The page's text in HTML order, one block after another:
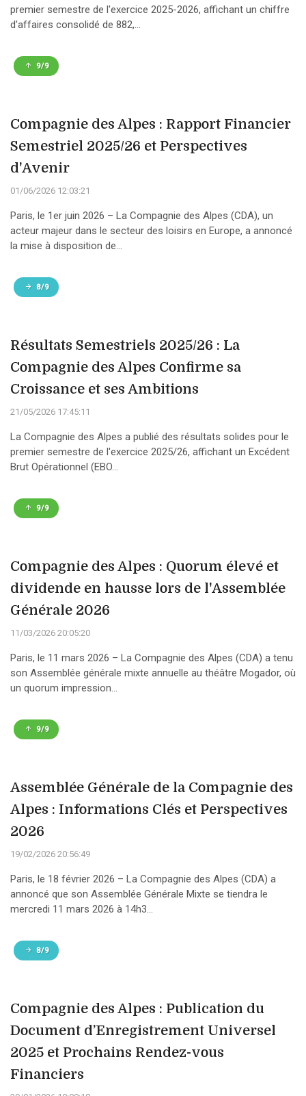
premier semestre de l'exercice 2025-2026, affichant un chiffre
d'affaires consolidé de 882,...
9/9
Compagnie des Alpes : Rapport Financier
Semestriel 2025/26 et Perspectives
d'Avenir
01/06/2026 12:03:21
Paris, le 1er juin 2026 – La Compagnie des Alpes (CDA), un
acteur majeur dans le secteur des loisirs en Europe, a annoncé
la mise à disposition de...
8/9
Résultats Semestriels 2025/26 : La
Compagnie des Alpes Confirme sa
Croissance et ses Ambitions
21/05/2026 17:45:11
La Compagnie des Alpes a publié des résultats solides pour le
premier semestre de l'exercice 2025/26, affichant un Excédent
Brut Opérationnel (EBO...
9/9
Compagnie des Alpes : Quorum élevé et
dividende en hausse lors de l'Assemblée
Générale 2026
11/03/2026 20:05:20
Paris, le 11 mars 2026 – La Compagnie des Alpes (CDA) a tenu
son Assemblée générale mixte annuelle au théâtre Mogador, où
un quorum impression...
9/9
Assemblée Générale de la Compagnie des
Alpes : Informations Clés et Perspectives
2026
19/02/2026 20:56:49
Paris, le 18 février 2026 – La Compagnie des Alpes (CDA) a
annoncé que son Assemblée Générale Mixte se tiendra le
mercredi 11 mars 2026 à 14h3...
8/9
Compagnie des Alpes : Publication du
Document d’Enregistrement Universel
2025 et Prochains Rendez-vous
Financiers